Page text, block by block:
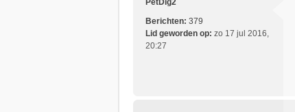
PetDig2
Berichten: 379
Lid geworden op: zo 17 jul 2016,
20:27